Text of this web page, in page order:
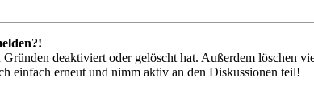
deaktiviert oder gelöscht hat. Außerdem löschen
einfach erneut und nimm aktiv an den Diskussionen teil!